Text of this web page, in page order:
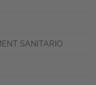
SANITARIO